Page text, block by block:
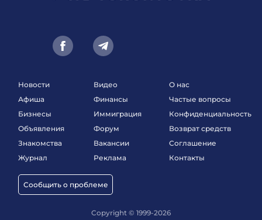
Новости
Афиша
Бизнесы
Объявления
Знакомства
Журнал
Сообщить о проблеме
Видео
Финансы
Иммиграция
Форум
Вакансии
Реклама
О нас
Частые вопросы
Конфиденциальность
Возврат средств
Соглашение
Контакты
Copyright © 1999-2026